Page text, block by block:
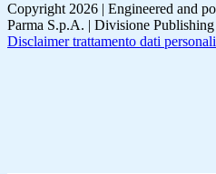
Copyright 2026 | Engineered and
Parma S.p.A. | Divisione
Disclaimer trattamento dati personali